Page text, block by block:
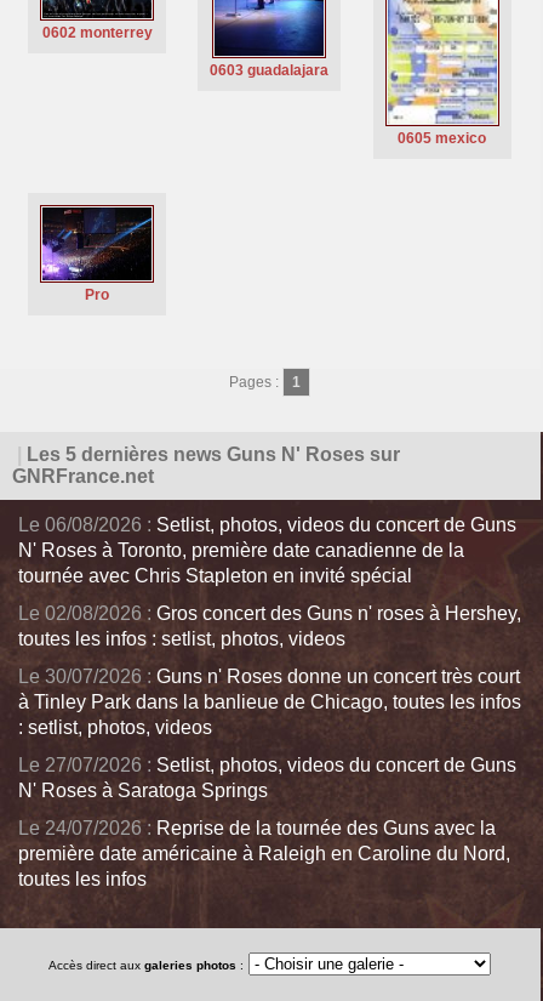
0602 monterrey
0603 guadalajara
0605 mexico
Pro
Pages : 1
Les 5 dernières news Guns N' Roses sur
GNRFrance.net
Le 06/08/2026 : Setlist, photos, videos du concert de Guns
N' Roses à Toronto, première date canadienne de la
tournée avec Chris Stapleton en invité spécial
Le 02/08/2026 : Gros concert des Guns n' roses à Hershey,
toutes les infos : setlist, photos, videos
Le 30/07/2026 : Guns n' Roses donne un concert très court
à Tinley Park dans la banlieue de Chicago, toutes les infos
: setlist, photos, videos
Le 27/07/2026 : Setlist, photos, videos du concert de Guns
N' Roses à Saratoga Springs
Le 24/07/2026 : Reprise de la tournée des Guns avec la
première date américaine à Raleigh en Caroline du Nord,
toutes les infos
Accès direct auxgaleries photos :